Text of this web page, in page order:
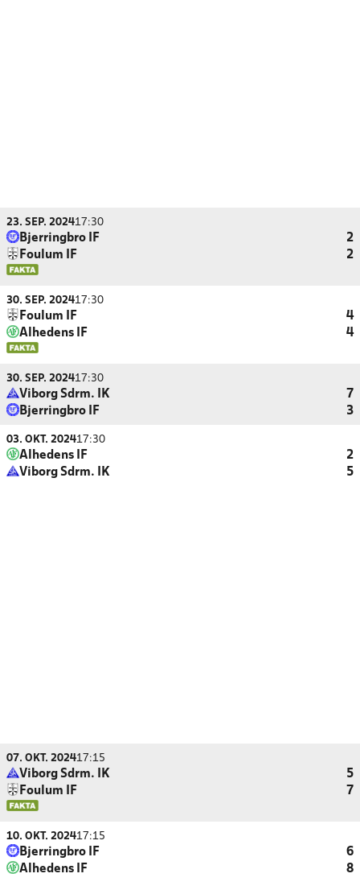
23. SEP. 202417:30
Bjerringbro IF
2
Foulum IF
2
30. SEP. 202417:30
Foulum IF
4
Alhedens IF
4
30. SEP. 202417:30
Viborg Sdrm. IK
7
Bjerringbro IF
3
03. OKT. 202417:30
Alhedens IF
2
Viborg Sdrm. IK
5
07. OKT. 202417:15
Viborg Sdrm. IK
5
Foulum IF
7
10. OKT. 202417:15
Bjerringbro IF
6
Alhedens IF
8